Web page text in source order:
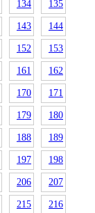
134 135
143 144
152 153
161 162
170 171
179 180
188 189
197 198
206 207
215 216